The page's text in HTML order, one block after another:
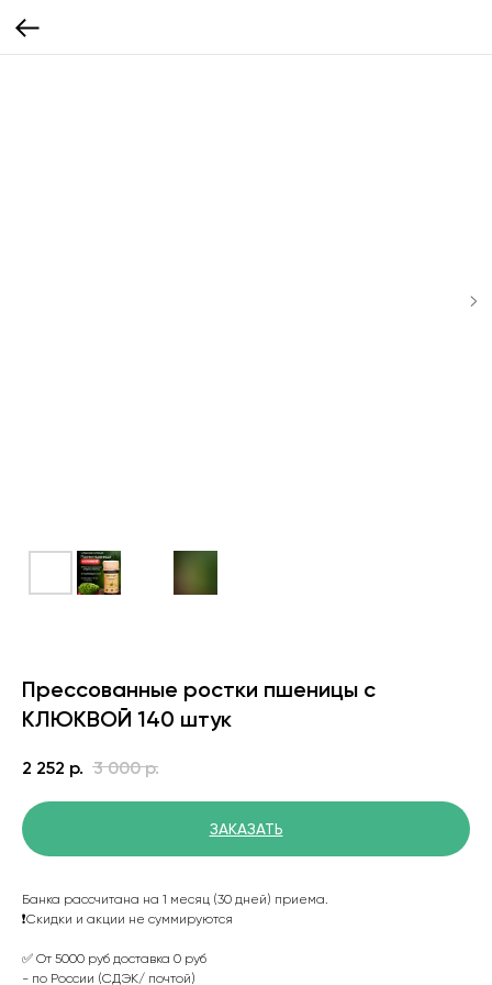
Прессованные ростки пшеницы с
КЛЮКВОЙ 140 штук
2 252 р. 3 000 р.
ЗАКАЗАТЬ
Банка рассчитана на 1 месяц (30 дней) приема.
❗️Скидки и акции не суммируются
✅ От 5000 руб доставка 0 руб
- по России (СДЭК/ почтой)